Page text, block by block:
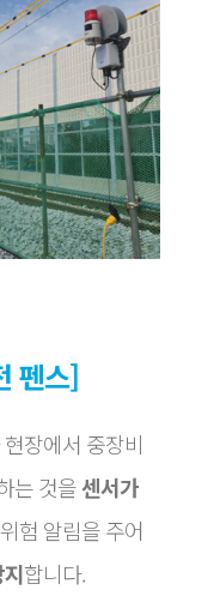
펜스]
장에서 중장비
는 것을센서가
험 알림을 주어
합니다.